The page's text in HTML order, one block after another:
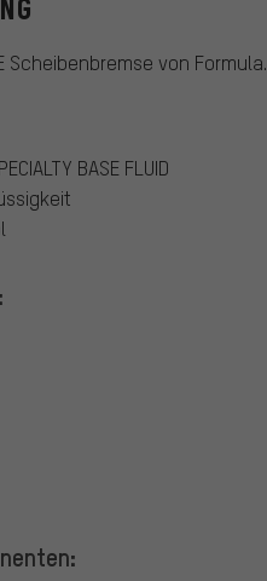
Scheibenbremse von Formula.
BASE FLUID